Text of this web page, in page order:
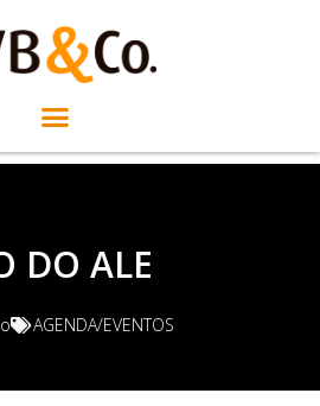
DO ALE
AGENDA/EVENTOS